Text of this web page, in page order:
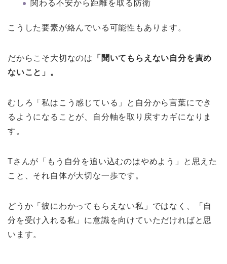
関わる不安から距離を取る防衛
こうした要素が絡んでいる可能性もあります。
だからこそ大切なのは
「聞いてもらえない自分を責め
ないこと」。
むしろ「私はこう感じている」と自分から言葉にでき
るようになることが、自分軸を取り戻すカギになりま
す。
Tさんが「もう自分を追い込むのはやめよう」と思えた
こと、それ自体が大切な一歩です。
どうか「彼にわかってもらえない私」ではなく、「自
分を受け入れる私」に意識を向けていただければと思
います。